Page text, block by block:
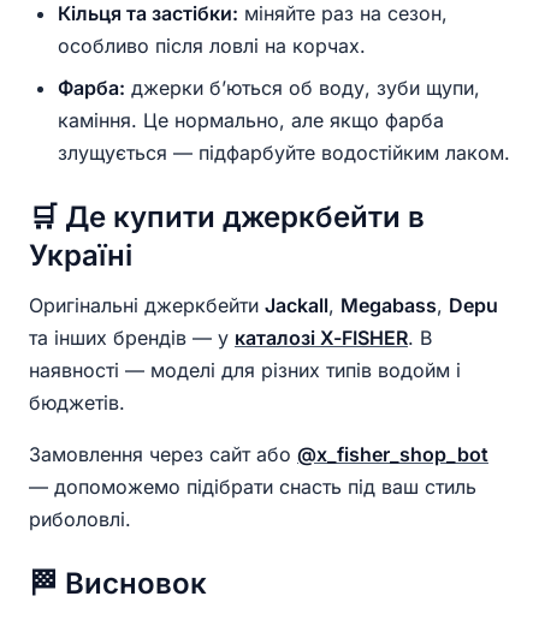
Кільця та застібки: міняйте раз на сезон,
особливо після ловлі на корчах.
Фарба: джерки б’ються об воду, зуби щупи,
каміння. Це нормально, але якщо фарба
злущується — підфарбуйте водостійким лаком.
🛒 Де купити джеркбейти в
Україні
Оригінальні джеркбейти Jackall, Megabass, Depu
та інших брендів — у каталозі X-FISHER. В
наявності — моделі для різних типів водойм і
бюджетів.
Замовлення через сайт або @x_fisher_shop_bot
— допоможемо підібрати снасть під ваш стиль
риболовлі.
🏁 Висновок